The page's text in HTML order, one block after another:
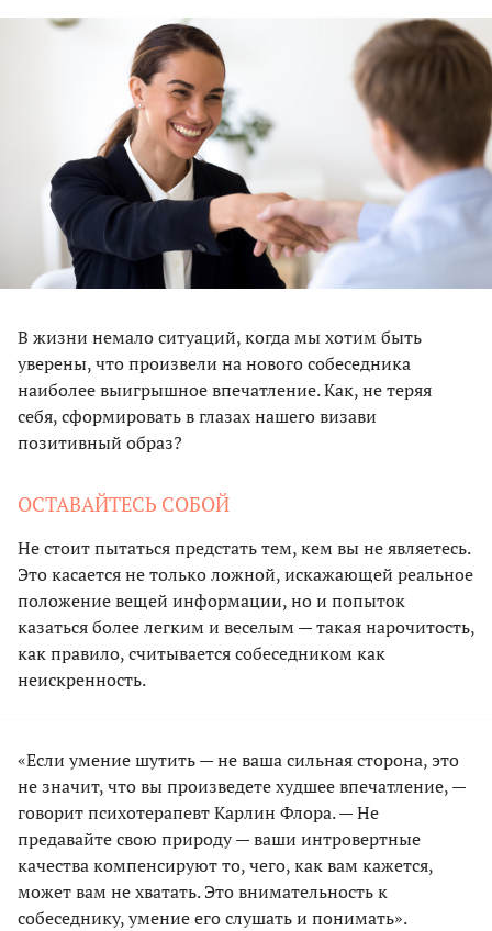
В жизни немало ситуаций, когда мы хотим быть
уверены, что произвели на нового собеседника
наиболее выигрышное впечатление. Как, не теряя
себя, сформировать в глазах нашего визави
позитивный образ?
ОСТАВАЙТЕСЬ СОБОЙ
Не стоит пытаться предстать тем, кем вы не являетесь.
Это касается не только ложной, искажающей реальное
положение вещей информации, но и попыток
казаться более легким и веселым — такая нарочитость,
как правило, считывается собеседником как
неискренность.
«Если умение шутить — не ваша сильная сторона, это
не значит, что вы произведете худшее впечатление, —
говорит психотерапевт Карлин Флора. — Не
предавайте свою природу — ваши интровертные
качества компенсируют то, чего, как вам кажется,
может вам не хватать. Это внимательность к
собеседнику, умение его слушать и понимать».